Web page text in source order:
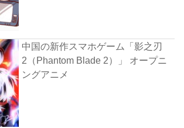
中国の新作スマホゲーム「影之刃
2（Phantom Blade 2）」 オープニ
ングアニメ